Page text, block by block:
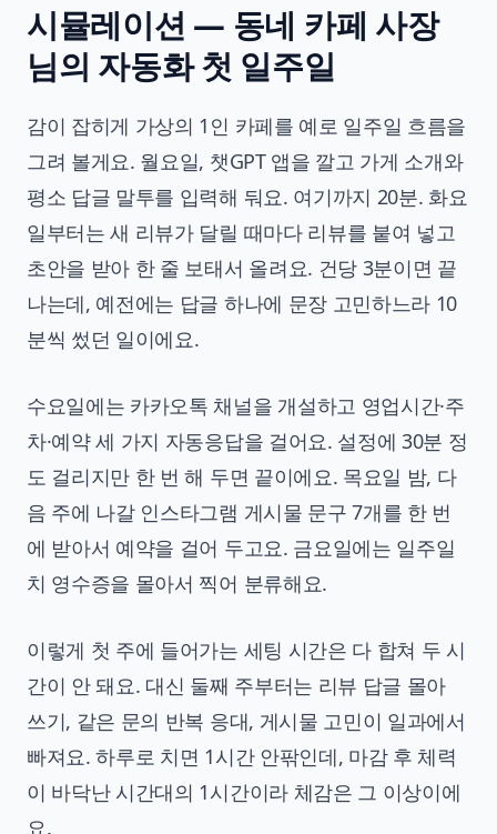
시뮬레이션 — 동네 카페 사장
님의 자동화 첫 일주일
감이 잡히게 가상의 1인 카페를 예로 일주일 흐름을
그려 볼게요. 월요일, 챗GPT 앱을 깔고 가게 소개와
평소 답글 말투를 입력해 둬요. 여기까지 20분. 화요
일부터는 새 리뷰가 달릴 때마다 리뷰를 붙여 넣고
초안을 받아 한 줄 보태서 올려요. 건당 3분이면 끝
나는데, 예전에는 답글 하나에 문장 고민하느라 10
분씩 썼던 일이에요.
수요일에는 카카오톡 채널을 개설하고 영업시간·주
차·예약 세 가지 자동응답을 걸어요. 설정에 30분 정
도 걸리지만 한 번 해 두면 끝이에요. 목요일 밤, 다
음 주에 나갈 인스타그램 게시물 문구 7개를 한 번
에 받아서 예약을 걸어 두고요. 금요일에는 일주일
치 영수증을 몰아서 찍어 분류해요.
이렇게 첫 주에 들어가는 세팅 시간은 다 합쳐 두 시
간이 안 돼요. 대신 둘째 주부터는 리뷰 답글 몰아
쓰기, 같은 문의 반복 응대, 게시물 고민이 일과에서
빠져요. 하루로 치면 1시간 안팎인데, 마감 후 체력
이 바닥난 시간대의 1시간이라 체감은 그 이상이에
요.